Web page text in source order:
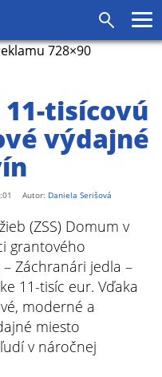
tisícovú
výdajné
Autor: Daniela Serišová
(ZSS) Domum v
grantového
Záchranári jedla –
11-tisíc eur. Vďaka
moderné a
miesto
v náročnej